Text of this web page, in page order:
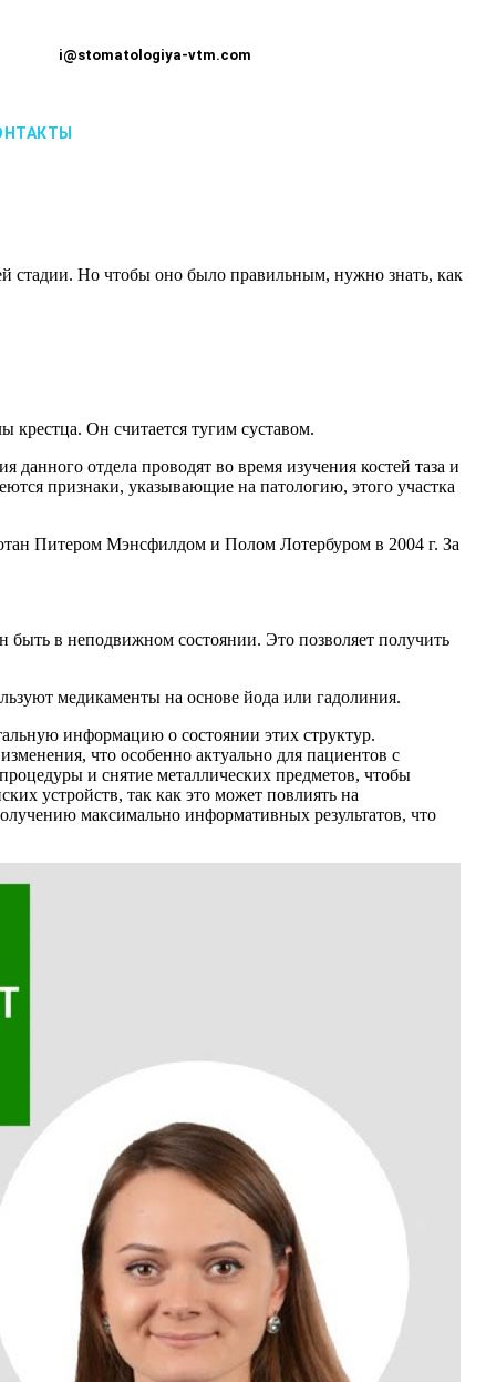
i@stomatologiya-vtm.com
стадии. Но чтобы оно было правильным, нужно знать, как
крестца. Он считается тугим суставом.
отдела проводят во время изучения костей таза и
признаки, указывающие на патологию, этого участка
Питером Мэнсфилдом и Полом Лотербуром в 2004 г. За
в неподвижном состоянии. Это позволяет получить
медикаменты на основе йода или гадолиния.
информацию о состоянии этих структур.
что особенно актуально для пациентов с
и снятие металлических предметов, чтобы
устройств, так как это может повлиять на
максимально информативных результатов, что